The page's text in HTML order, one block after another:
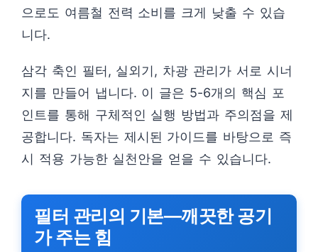
으로도 여름철 전력 소비를 크게 낮출 수 있습
니다.
삼각 축인 필터, 실외기, 차광 관리가 서로 시너
지를 만들어 냅니다. 이 글은 5-6개의 핵심 포
인트를 통해 구체적인 실행 방법과 주의점을 제
공합니다. 독자는 제시된 가이드를 바탕으로 즉
시 적용 가능한 실천안을 얻을 수 있습니다.
필터 관리의 기본—깨끗한 공기
가 주는 힘